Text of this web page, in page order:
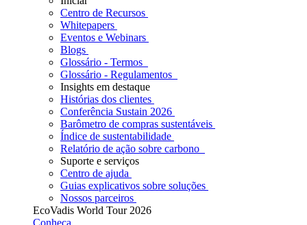
Centro de Recursos
Whitepapers
Eventos e Webinars
Blogs
Glossário - Termos
Glossário - Regulamentos
Insights em destaque
Histórias dos clientes
Conferência Sustain 2026
Barômetro de compras sustentáveis
Índice de sustentabilidade
Relatório de ação sobre carbono
Suporte e serviços
Centro de ajuda
Guias explicativos sobre soluções
Nossos parceiros
EcoVadis World Tour 2026
Conheça